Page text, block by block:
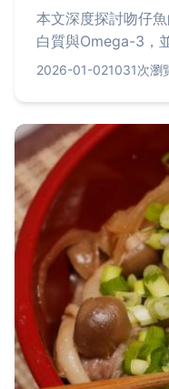
本文深度探討吻仔
白質與Omega-3，
處。提供實用食用
題。
2026-01-021031次瀏